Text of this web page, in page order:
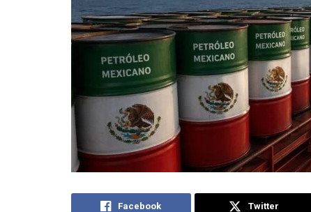
Facebook Twitter